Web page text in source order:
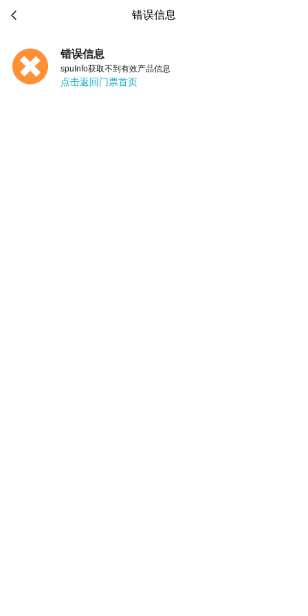
 错误信息
错误信息
spuInfo获取不到有效产品信息
点击返回门票首页